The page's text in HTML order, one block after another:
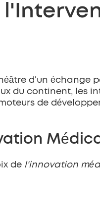
d'un échange
du continent, les
de
de l'innovation